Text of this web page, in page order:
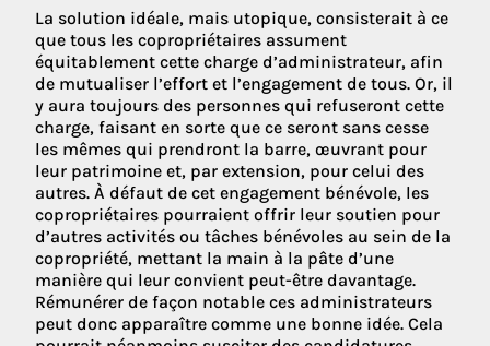
La solution idéale, mais utopique, consisterait à ce
que tous les copropriétaires assument
équitablement cette charge d’administrateur, afin
de mutualiser l’effort et l’engagement de tous. Or, il
y aura toujours des personnes qui refuseront cette
charge, faisant en sorte que ce seront sans cesse
les mêmes qui prendront la barre, œuvrant pour
leur patrimoine et, par extension, pour celui des
autres. À défaut de cet engagement bénévole, les
copropriétaires pourraient offrir leur soutien pour
d’autres activités ou tâches bénévoles au sein de la
copropriété, mettant la main à la pâte d’une
manière qui leur convient peut-être davantage.
Rémunérer de façon notable ces administrateurs
peut donc apparaître comme une bonne idée. Cela